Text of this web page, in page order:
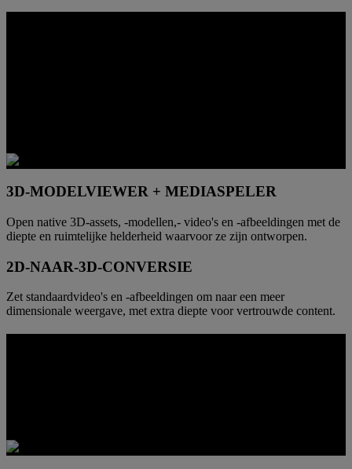
3D-MODELVIEWER + MEDIASPELER
Open native 3D-assets, -modellen,- video's en -afbeeldingen met de
diepte en ruimtelijke helderheid waarvoor ze zijn ontworpen.
2D-NAAR-3D-CONVERSIE
Zet standaardvideo's en -afbeeldingen om naar een meer
dimensionale weergave, met extra diepte voor vertrouwde content.